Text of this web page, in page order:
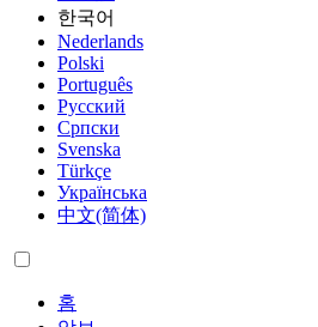
한국어
Nederlands
Polski
Português
Русский
Српски
Svenska
Türkçe
Українська
中文(简体)
홈